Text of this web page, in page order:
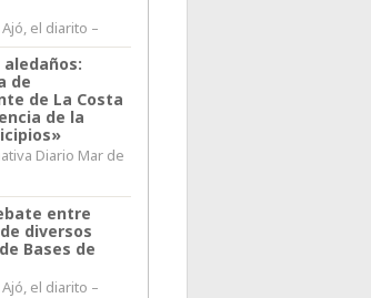
el diarito –
de
de La Costa
de la
Diario Mar de
entre
diversos
Bases de
el diarito –